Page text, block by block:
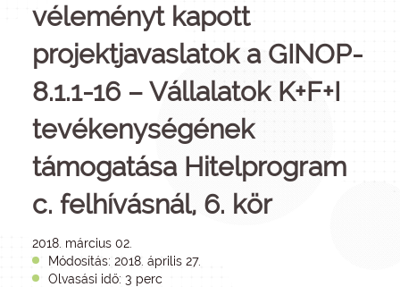
véleményt kapott
projektjavaslatok a GINOP-
8.1.1-16 – Vállalatok K+F+I
tevékenységének
támogatása Hitelprogram
c. felhívásnál, 6. kör
2018. március 02.
Módosítás: 2018. április 27.
Olvasási idő: 3 perc